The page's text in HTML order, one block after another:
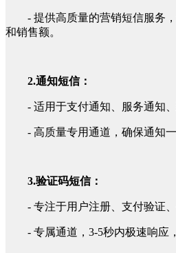
- 提供高质量的营销短信服务
和销售额。
2.通知短信：
- 适用于支付通知、服务通知
- 高质量专用通道，确保通知一
3.验证码短信：
- 专注于用户注册、支付验证
- 专属通道，3-5秒内极速响应